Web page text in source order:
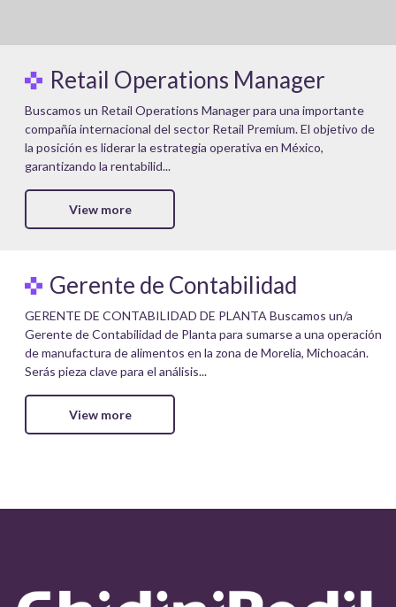
Retail Operations Manager
Buscamos un Retail Operations Manager para una importante
compañía internacional del sector Retail Premium. El objetivo de
la posición es liderar la estrategia operativa en México,
garantizando la rentabilid...
View more
Gerente de Contabilidad
GERENTE DE CONTABILIDAD DE PLANTA Buscamos un/a
Gerente de Contabilidad de Planta para sumarse a una operación
de manufactura de alimentos en la zona de Morelia, Michoacán.
Serás pieza clave para el análisis...
View more